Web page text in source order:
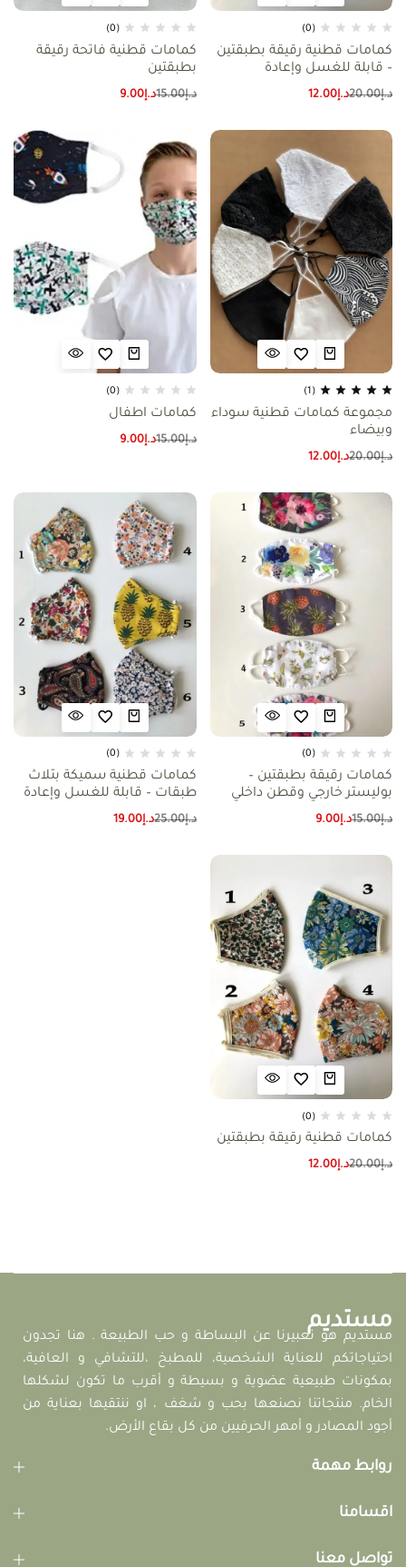
(0)
كمامات قطنية رقيقة بطبقتين
– قابلة للغسل وإعادة
الاستخدام
د.إ20.00د.إ12.00
(0)
كمامات قطنية فاتحة رقيقة
بطبقتين
د.إ15.00د.إ9.00
(1)
مجموعة كمامات قطنية سوداء
وبيضاء
د.إ20.00د.إ12.00
(0)
كمامات اطفال
د.إ15.00د.إ9.00
(0)
كمامات رقيقة بطبقتين –
بوليستر خارجي وقطن داخلي
د.إ15.00د.إ9.00
(0)
كمامات قطنية سميكة بثلاث
طبقات – قابلة للغسل وإعادة
الاستخدام
د.إ25.00د.إ19.00
(0)
كمامات قطنية رقيقة بطبقتين
د.إ20.00د.إ12.00
مستديم
مستديم هو تعبيرنا عن البساطة و حب الطبيعة . هنا تجدون
احتياجاتكم للعناية الشخصية، للمطبخ ،للتشافي و العافية،
بمكونات طبيعية عضوية و بسيطة و أقرب ما تكون لشكلها
الخام. منتجاتنا نصنعها بحب و شغف ، او ننتقيها بعناية من
أجود المصادر و أمهر الحرفيين من كل بقاع الأرض.
روابط مهمة
اقسامنا
تواصل معنا